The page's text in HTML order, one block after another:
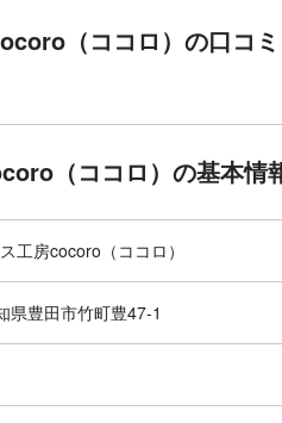
（ココロ）の口コミ
（ココロ）の基本情
工房cocoro（ココロ）
県豊田市竹町豊47-1